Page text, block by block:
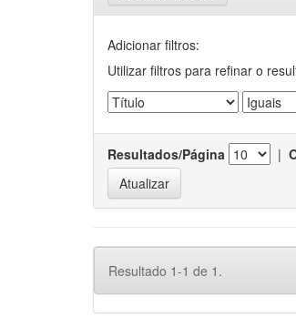
Adicionar filtros:
Utilizar filtros para refinar o
Resultados/Página |
Resultado 1-1 de 1.